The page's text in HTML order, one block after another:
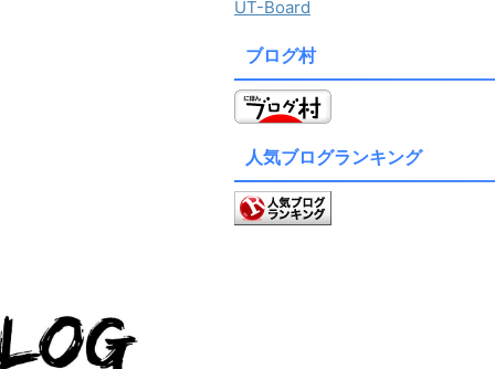
UT-Board
ブログ村
人気ブログランキング